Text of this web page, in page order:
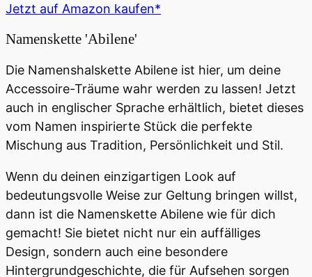
Jetzt auf Amazon kaufen*
Namenskette 'Abilene'
Die Namenshalskette Abilene ist hier, um deine
Accessoire-Träume wahr werden zu lassen! Jetzt
auch in englischer Sprache erhältlich, bietet dieses
vom Namen inspirierte Stück die perfekte
Mischung aus Tradition, Persönlichkeit und Stil.
Wenn du deinen einzigartigen Look auf
bedeutungsvolle Weise zur Geltung bringen willst,
dann ist die Namenskette Abilene wie für dich
gemacht! Sie bietet nicht nur ein auffälliges
Design, sondern auch eine besondere
Hintergrundgeschichte, die für Aufsehen sorgen